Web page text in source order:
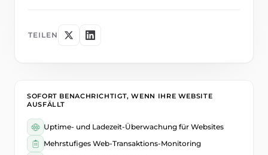
TEILEN
SOFORT BENACHRICHTIGT, WENN IHRE WEBSITE
AUSFÄLLT
Uptime- und Ladezeit-Überwachung für Websites
Mehrstufiges Web-Transaktions-Monitoring